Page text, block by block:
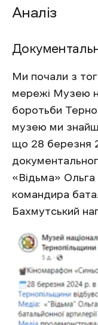
Аналіз
Ми почали з
мережі Музею
боротьби
музею ми
що 28 березня
«Відьма» Ольга
командира
Бахмутський